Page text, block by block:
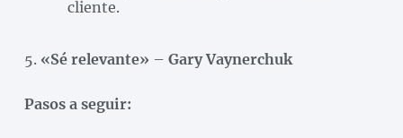
cliente.
5. «Sé relevante» – Gary Vaynerchuk
Pasos a seguir: